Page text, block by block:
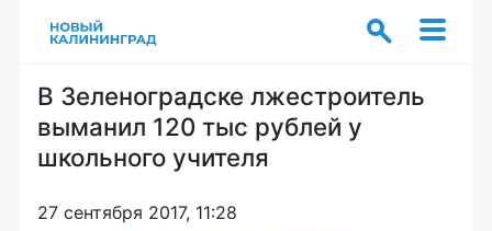
В Зеленоградске лжестроитель
выманил 120 тыс рублей у
школьного учителя
27 сентября 2017, 11:28